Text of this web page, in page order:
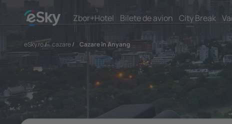
Zbor+Hotel Bilete de avion City Break
eSky.ro/ cazare/ Cazare în Anyang